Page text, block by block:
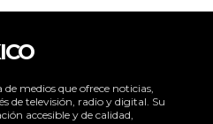
medios que ofrece noticias,
de televisión, radio y digital. Su
accesible y de calidad,